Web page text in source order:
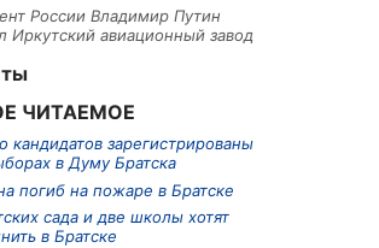
России Владимир Путин
Иркутский авиационный завод
ЧИТАЕМОЕ
кандидатов зарегистрированы
в Думу Братска
погиб на пожаре в Братске
сада и две школы хотят
в Братске